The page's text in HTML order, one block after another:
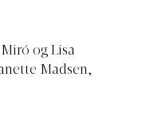
og Lisa
Madsen,